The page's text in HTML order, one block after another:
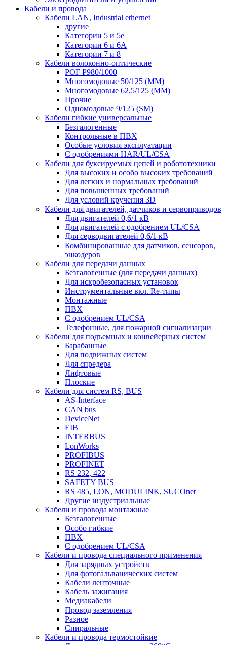
Кабели и провода
Кабели LAN, Industrial ethernet
другие
Категории 5 и 5е
Категории 6 и 6A
Категории 7 и 8
Кабели волоконно-оптические
POF P980/1000
Многомодовые 50/125 (ММ)
Многомодовые 62,5/125 (ММ)
Прочие
Одномодовые 9/125 (SM)
Кабели гибкие универсальные
Безгалогенные
Контрольные в ПВХ
Особые условия эксплуатации
С одобрениями HAR/UL/CSA
Кабели для буксируемых цепей и робототехники
Для высоких и особо высоких требований
Для легких и нормальных требований
Для повышенных требований
Для условий кручения 3D
Кабели для двигателей, датчиков и сервоприводов
Для двигателей 0,6/1 кВ
Для двигателей с одобрением UL/CSA
Для серводвигателей 0,6/1 кВ
Комбинированные для датчиков, cенсоров,
энкодеров
Кабели для передачи данных
Безгалогенные (для передачи данных)
Для искробезопасных установок
Инструментальные вкл. Re-типы
Монтажные
ПВХ
С одобрением UL/CSA
Телефонные, для пожарной сигнализации
Кабели для подъемных и конвейерных систем
Барабанные
Для подвижных систем
Для спредера
Лифтовые
Плоские
Кабели для систем RS, BUS
AS-Interface
CAN bus
DeviceNet
EIB
INTERBUS
LonWorks
PROFIBUS
PROFINET
RS 232, 422
SAFETY BUS
RS 485, LON, MODULINK, SUCOnet
Другие индустриальные
Кабели и провода монтажные
Безгалогенные
Особо гибкие
ПВХ
С одобрением UL/CSA
Кабели и провода специального применения
Для зарядных устройств
Для фотогальванических систем
Кабели ленточные
Кабель зажигания
Медиакабели
Провод заземления
Разное
Спиральные
Кабели и провода термостойкие